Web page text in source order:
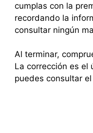
cumplas con la
recordando la
consultar ningún
Al terminar,
La corrección es el
puedes consultar